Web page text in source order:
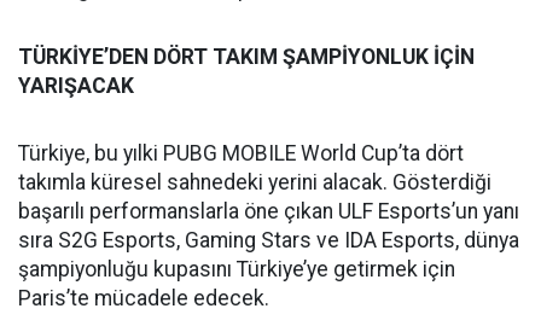
TÜRKİYE’DEN DÖRT TAKIM ŞAMPİYONLUK İÇİN
YARIŞACAK
Türkiye, bu yılki PUBG MOBILE World Cup’ta dört
takımla küresel sahnedeki yerini alacak. Gösterdiği
başarılı performanslarla öne çıkan ULF Esports’un yanı
sıra S2G Esports, Gaming Stars ve IDA Esports, dünya
şampiyonluğu kupasını Türkiye’ye getirmek için
Paris’te mücadele edecek.